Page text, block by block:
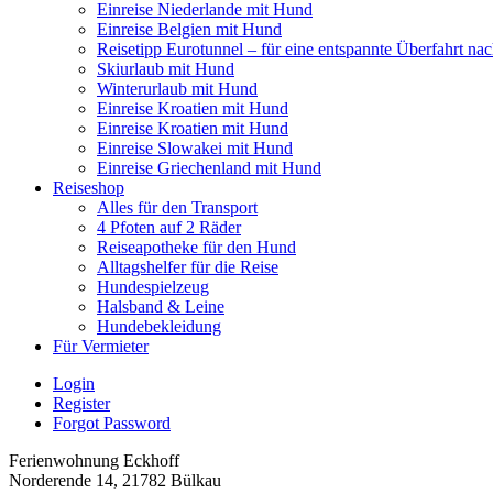
Einreise Niederlande mit Hund
Einreise Belgien mit Hund
Reisetipp Eurotunnel – für eine entspannte Überfahrt
Skiurlaub mit Hund
Winterurlaub mit Hund
Einreise Kroatien mit Hund
Einreise Kroatien mit Hund
Einreise Slowakei mit Hund
Einreise Griechenland mit Hund
Reiseshop
Alles für den Transport
4 Pfoten auf 2 Räder
Reiseapotheke für den Hund
Alltagshelfer für die Reise
Hundespielzeug
Halsband & Leine
Hundebekleidung
Für Vermieter
Login
Register
Forgot Password
Ferienwohnung Eckhoff
Norderende 14, 21782 Bülkau